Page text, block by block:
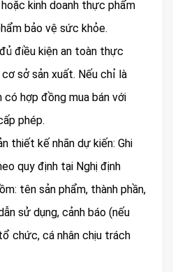
kinh doanh thực phẩm
bảo vệ sức khỏe.
điều kiện an toàn thực
sở sản xuất. Nếu chỉ là
hợp đồng mua bán với
phép.
thiết kế nhãn dự kiến: Ghi
quy định tại Nghị định
tên sản phẩm, thành phần,
sử dụng, cảnh báo (nếu
chức, cá nhân chịu trách